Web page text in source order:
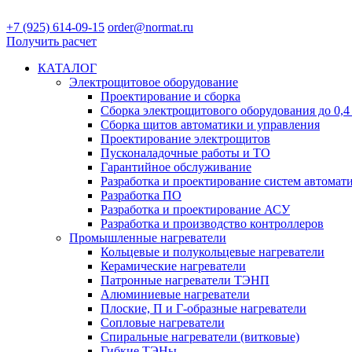
+7 (925) 614-09-15 order@normat.ru
Получить расчет
КАТАЛОГ
Электрощитовое оборудование
Проектирование и сборка
Сборка электрощитового оборудования до
Сборка щитов автоматики и управления
Проектирование электрощитов
Пусконаладочные работы и ТО
Гарантийное обслуживание
Разработка и проектирование систем
Разработка ПО
Разработка и проектирование АСУ
Разработка и производство контроллеров
Промышленные нагреватели
Кольцевые и полукольцевые нагреватели
Керамические нагреватели
Патронные нагреватели ТЭНП
Алюминиевые нагреватели
Плоские, П и Г-образные нагреватели
Сопловые нагреватели
Спиральные нагреватели (витковые)